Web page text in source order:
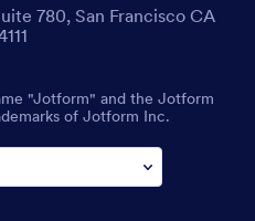
780, San Francisco CA
"Jotform" and the Jotform
of Jotform Inc.